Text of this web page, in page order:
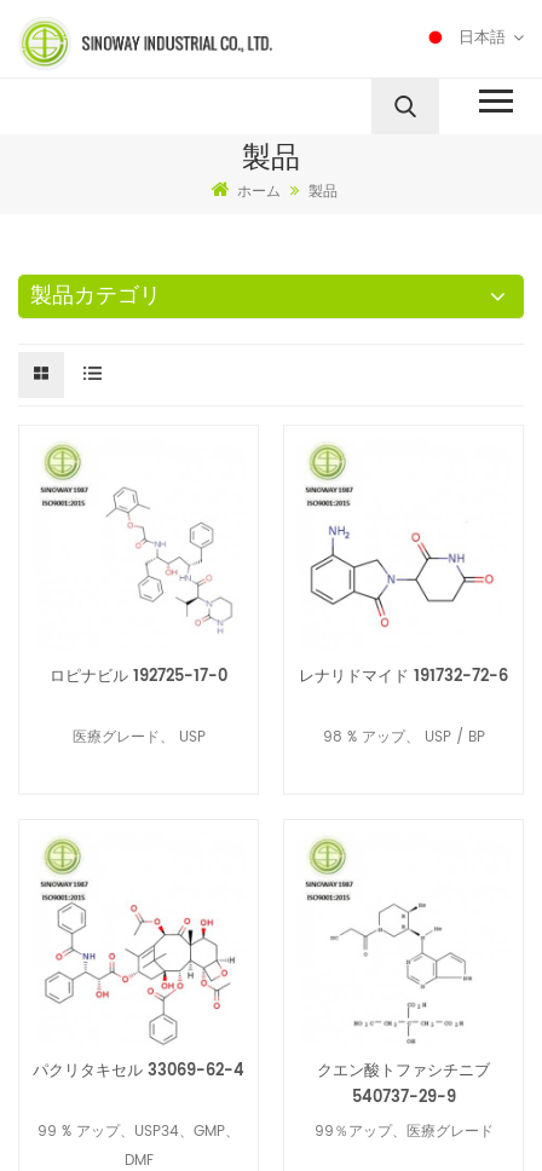
日本語
製品
ホーム 製品
製品カテゴリ
ロピナビル 192725-17-0
医療グレード、 USP
レナリドマイド 191732-72-6
98 % アップ、 USP / BP
パクリタキセル 33069-62-4
99 % アップ、USP34、GMP、
DMF
クエン酸トファシチニブ
540737-29-9
99％アップ、医療グレード